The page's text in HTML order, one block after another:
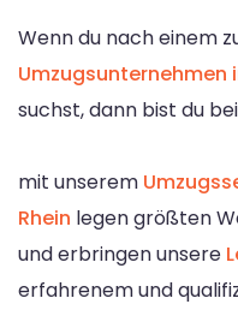
Wenn du nach einem
Umzugsunternehmen
suchst, dann bist du
mit unserem
Rhein legen größten
und erbringen unsere
erfahrenem und